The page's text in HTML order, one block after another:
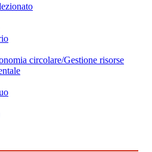
circolare/Gestione risorse